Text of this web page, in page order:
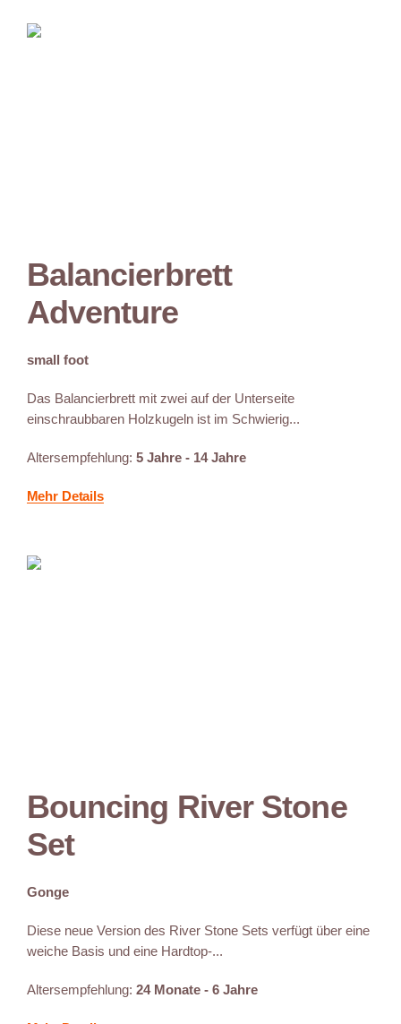
Balancierbrett
Adventure
small foot
Das Balancierbrett mit zwei auf der Unterseite
einschraubbaren Holzkugeln ist im Schwierig...
Altersempfehlung: 5 Jahre - 14 Jahre
Mehr Details
Bouncing River Stone
Set
Gonge
Diese neue Version des River Stone Sets verfügt über eine
weiche Basis und eine Hardtop-...
Altersempfehlung: 24 Monate - 6 Jahre